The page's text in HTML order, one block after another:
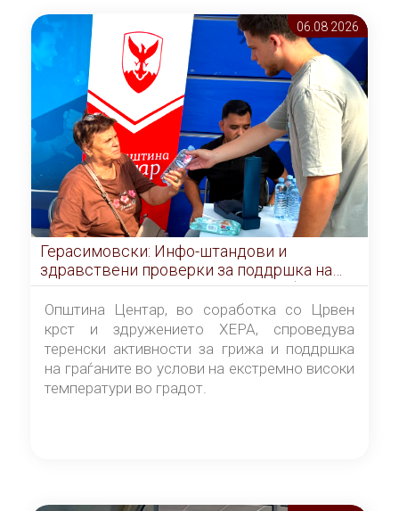
06.08 2026
Герасимовски: Инфо-штандови и
здравствени проверки за поддршка на
граѓаните во услови на топлотен бран
Општина Центар, во соработка со Црвен
крст и здружението ХЕРА, спроведува
теренски активности за грижа и поддршка
на граѓаните во услови на екстремно високи
температури во градот.